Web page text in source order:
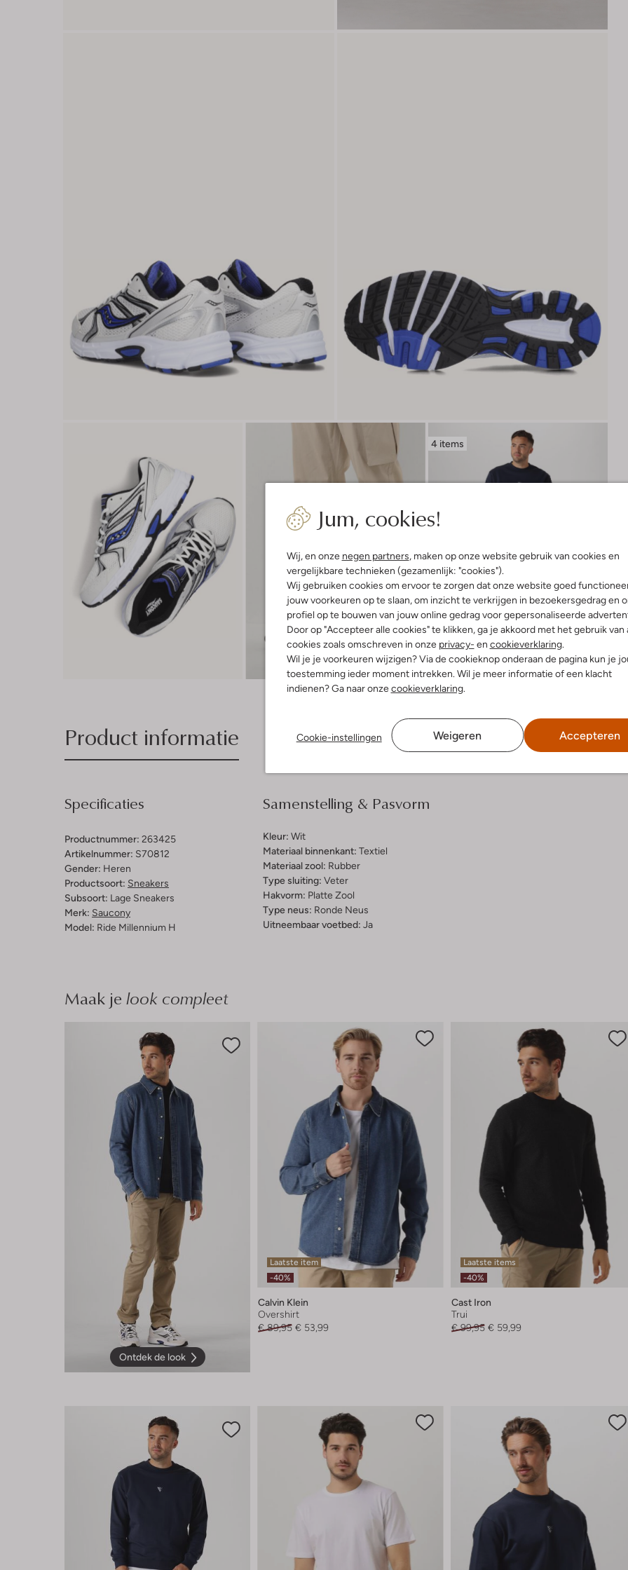
Jum, cookies!
Wij, en onze negen partners, maken op onze website gebruik van cookies en
vergelijkbare technieken (gezamenlijk: "cookies").
Wij gebruiken cookies om ervoor te zorgen dat onze website goed
jouw voorkeuren op te slaan, om inzicht te verkrijgen in bezoekersgedrag en
profiel op te bouwen van jouw online gedrag voor gepersonaliseerde
Door op "Accepteer alle cookies" te klikken, ga je akkoord met het gebruik van
cookies zoals omschreven in onze privacy- en cookieverklaring.
Wil je je voorkeuren wijzigen? Via de cookieknop onderaan de pagina kun je
toestemming ieder moment intrekken. Wil je meer informatie of een klacht
indienen? Ga naar onzecookieverklaring.
Cookie-instellingen Weigeren Accepteren
4 items
Ontdek de look
Product informatie Bezorgen & retourneren
Specificaties
Productnummer: 263425
Artikelnummer: S70812
Gender: Heren
Productsoort: Sneakers
Subsoort: Lage Sneakers
Merk: Saucony
Model: Ride Millennium H
Samenstelling & Pasvorm
Kleur: Wit
Materiaal binnenkant: Textiel
Materiaal zool: Rubber
Type sluiting: Veter
Hakvorm: Platte Zool
Type neus: Ronde Neus
Uitneembaar voetbed: Ja
Maak je look compleet
Ontdek de look
Laatste item
-40%
Calvin Klein
Overshirt
€ 89,95 € 53,99
Laatste items
-40%
Cast Iron
Trui
€ 99,95 € 59,99